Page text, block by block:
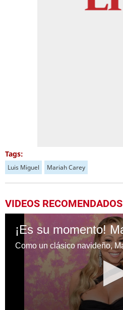
Tags:
Luis Miguel Mariah Carey
VIDEOS RECOMENDADOS